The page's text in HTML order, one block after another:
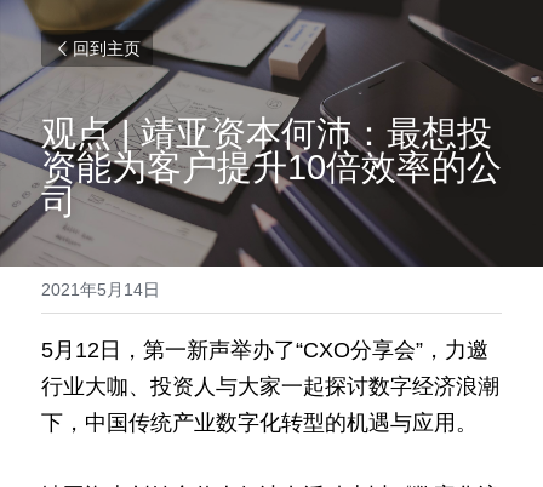
回到主页
观点 | 靖亚资本何沛：最想投
资能为客户提升10倍效率的公
司
2021年5月14日
5月12日，第一新声举办了“CXO分享会”，力邀
行业大咖、投资人与大家一起探讨数字经济浪潮
下，中国传统产业数字化转型的机遇与应用。